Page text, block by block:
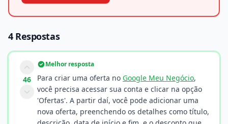
4 Respostas
46
Melhor resposta
Para criar uma oferta no Google Meu Negócio,
você precisa acessar sua conta e clicar na opção
'Ofertas'. A partir daí, você pode adicionar uma
nova oferta, preenchendo os detalhes como título,